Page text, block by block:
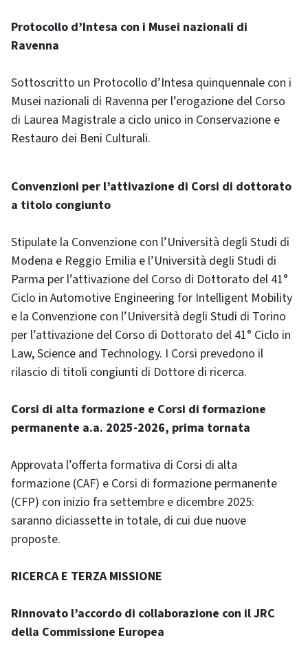
Protocollo d’Intesa con i Musei nazionali di
Ravenna
Sottoscritto un Protocollo d’Intesa quinquennale con i
Musei nazionali di Ravenna per l’erogazione del Corso
di Laurea Magistrale a ciclo unico in Conservazione e
Restauro dei Beni Culturali.
Convenzioni per l’attivazione di Corsi di dottorato
a titolo congiunto
Stipulate la Convenzione con l’Università degli Studi di
Modena e Reggio Emilia e l’Università degli Studi di
Parma per l’attivazione del Corso di Dottorato del 41°
Ciclo in Automotive Engineering for Intelligent Mobility
e la Convenzione con l’Università degli Studi di Torino
per l’attivazione del Corso di Dottorato del 41° Ciclo in
Law, Science and Technology. I Corsi prevedono il
rilascio di titoli congiunti di Dottore di ricerca.
Corsi di alta formazione e Corsi di formazione
permanente a.a. 2025-2026, prima tornata
Approvata l’offerta formativa di Corsi di alta
formazione (CAF) e Corsi di formazione permanente
(CFP) con inizio fra settembre e dicembre 2025:
saranno diciassette in totale, di cui due nuove
proposte.
RICERCA E TERZA MISSIONE
Rinnovato l’accordo di collaborazione con il JRC
della Commissione Europea